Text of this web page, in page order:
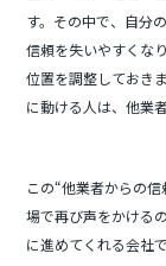
す。その中で、自分
信頼を失いやすくな
位置を調整しておき
に動ける人は、他業
この“他業者からの
場で再び声をかける
に進めてくれる会社